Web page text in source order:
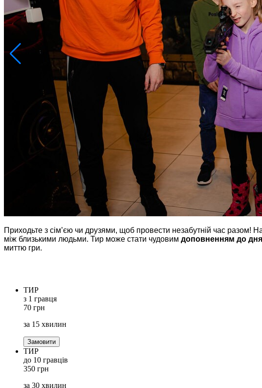
Приходьте з сім’єю чи друзями, щоб провести незабутній час разом!
між близькими людьми. Тир може стати чудовим доповненням до
миттю гри.
ТИР
з 1 гравця
70 грн
за 15 хвилин
Замовити
ТИР
до 10 гравців
350 грн
за 30 хвилин